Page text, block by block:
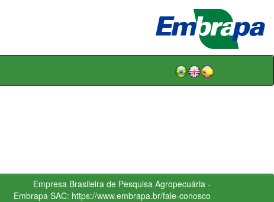
Empresa Brasileira de Pesquisa Agropecuária -
Embrapa SAC: https://www.embrapa.br/fale-conosco